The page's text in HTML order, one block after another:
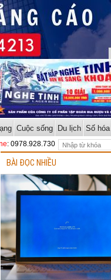
Cuộc sống Du lịch Số hóa
: 0978.928.730
BÀI ĐỌC NHIỀU